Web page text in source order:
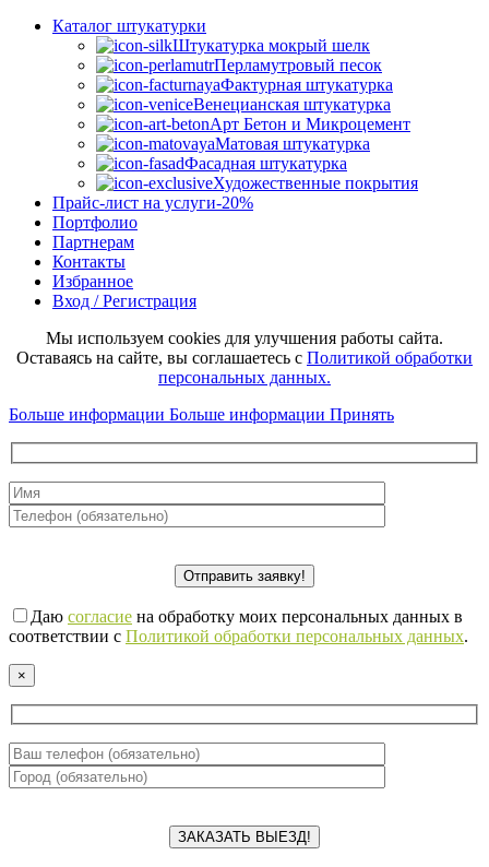
Каталог штукатурки
Штукатурка мокрый шелк
Перламутровый песок
Фактурная штукатурка
Венецианская штукатурка
Арт Бетон и Микроцемент
Матовая штукатурка
Фасадная штукатурка
Художественные покрытия
Прайс-лист на услуги-20%
Портфолио
Партнерам
Контакты
Избранное
Вход / Регистрация
Мы используем cookies для улучшения работы сайта.
Оставаясь на сайте, вы соглашаетесь с Политикой обработки
персональных данных.
Больше информации Больше информации Принять
Даю согласие на обработку моих персональных данных в
соответствии с Политикой обработки персональных данных.
×